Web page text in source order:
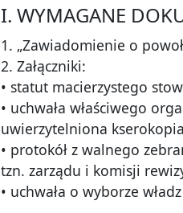
I. WYMAGANE
1. „Zawiadomienie o
2. Załączniki:
• statut macierzystego
• uchwała właściwego
uwierzytelniona
• protokół z walnego
tzn. zarządu i komisji
• uchwała o wyborze